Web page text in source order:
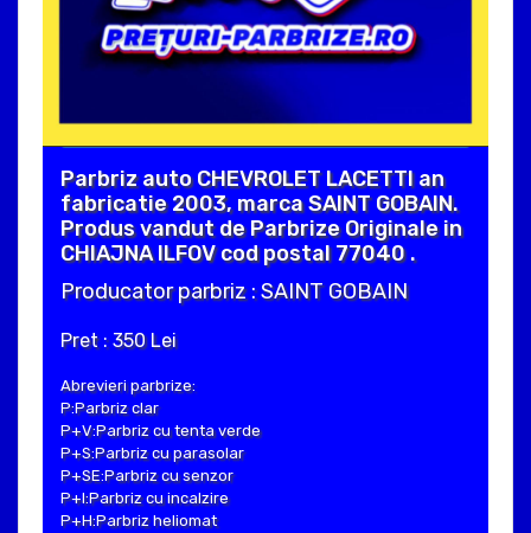
Parbriz auto CHEVROLET LACETTI an
fabricatie 2003, marca SAINT GOBAIN.
Produs vandut de Parbrize Originale in
CHIAJNA ILFOV cod postal 77040 .
Producator parbriz : SAINT GOBAIN
Pret : 350 Lei
Abrevieri parbrize:
P:Parbriz clar
P+V:Parbriz cu tenta verde
P+S:Parbriz cu parasolar
P+SE:Parbriz cu senzor
P+I:Parbriz cu incalzire
P+H:Parbriz heliomat